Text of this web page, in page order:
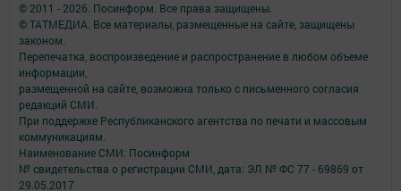
© 2011 - 2026. Посинформ. Все права защищены.
© ТАТМЕДИА. Все материалы, размещенные на сайте, защищены
законом.
Перепечатка, воспроизведение и распространение в любом объеме
информации,
размещенной на сайте, возможна только с письменного согласия
редакций СМИ.
При поддержке Республиканского агентства по печати и массовым
коммуникациям.
Наименование СМИ: Посинформ
№ свидетельства о регистрации СМИ, дата: ЭЛ № ФС 77 - 69869 от
29.05.2017